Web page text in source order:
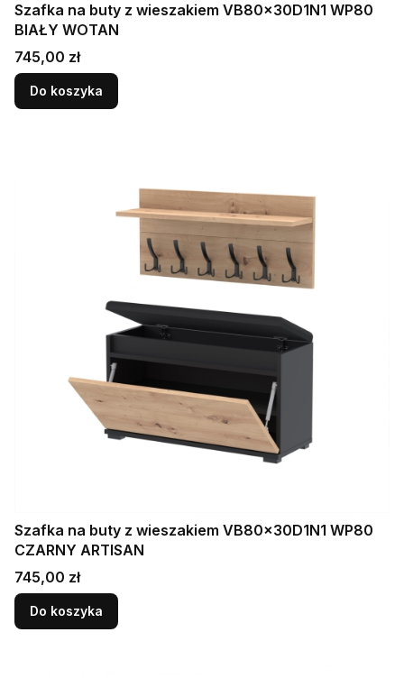
Szafka na buty z wieszakiem VB80x30D1N1 WP80
BIAŁY WOTAN
Cena
745,00 zł
Do koszyka
Szafka na buty z wieszakiem VB80x30D1N1 WP80
CZARNY ARTISAN
Cena
745,00 zł
Do koszyka